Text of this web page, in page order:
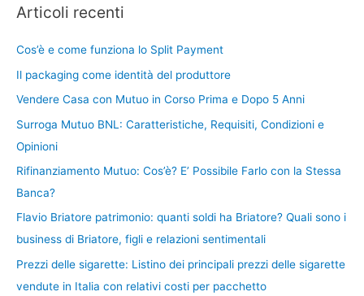
Articoli recenti
Cos’è e come funziona lo Split Payment
Il packaging come identità del produttore
Vendere Casa con Mutuo in Corso Prima e Dopo 5 Anni
Surroga Mutuo BNL: Caratteristiche, Requisiti, Condizioni e
Opinioni
Rifinanziamento Mutuo: Cos’è? E’ Possibile Farlo con la Stessa
Banca?
Flavio Briatore patrimonio: quanti soldi ha Briatore? Quali sono i
business di Briatore, figli e relazioni sentimentali
Prezzi delle sigarette: Listino dei principali prezzi delle sigarette
vendute in Italia con relativi costi per pacchetto